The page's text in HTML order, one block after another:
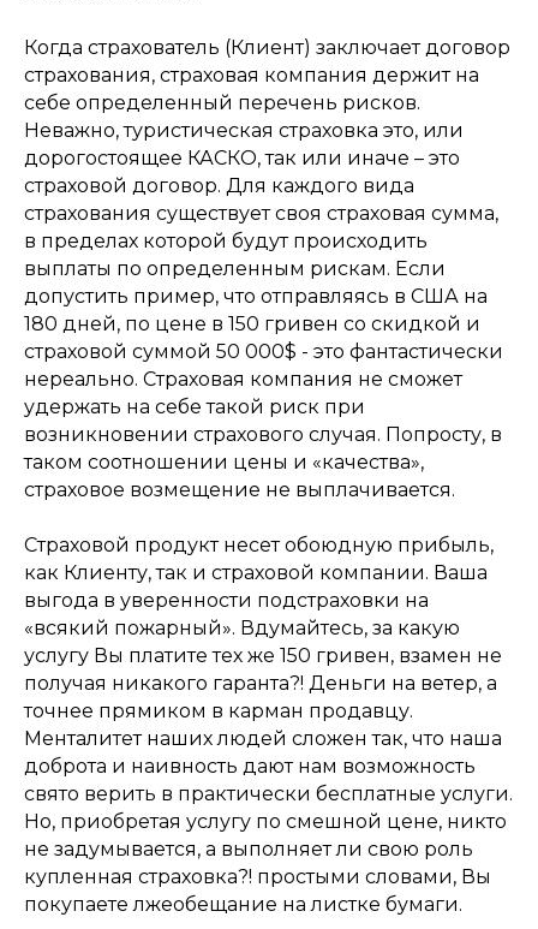
Когда страхователь (Клиент) заключает договор
страхования, страховая компания держит на
себе определенный перечень рисков.
Неважно, туристическая страховка это, или
дорогостоящее КАСКО, так или иначе – это
страховой договор. Для каждого вида
страхования существует своя страховая сумма,
в пределах которой будут происходить
выплаты по определенным рискам. Если
допустить пример, что отправляясь в США на
180 дней, по цене в 150 гривен со скидкой и
страховой суммой 50 000$ - это фантастически
нереально. Страховая компания не сможет
удержать на себе такой риск при
возникновении страхового случая. Попросту, в
таком соотношении цены и «качества»,
страховое возмещение не выплачивается.
Страховой продукт несет обоюдную прибыль,
как Клиенту, так и страховой компании. Ваша
выгода в уверенности подстраховки на
«всякий пожарный». Вдумайтесь, за какую
услугу Вы платите тех же 150 гривен, взамен не
получая никакого гаранта?! Деньги на ветер, а
точнее прямиком в карман продавцу.
Менталитет наших людей сложен так, что наша
доброта и наивность дают нам возможность
свято верить в практически бесплатные услуги.
Но, приобретая услугу по смешной цене, никто
не задумывается, а выполняет ли свою роль
купленная страховка?! простыми словами, Вы
покупаете лжеобещание на листке бумаги.